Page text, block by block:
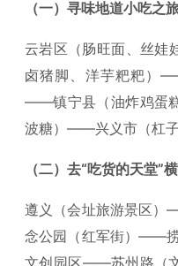
（一）寻味地道小吃之
云岩区（肠旺面、丝
卤猪脚、洋芋粑粑）
——镇宁县（油炸鸡蛋
波糖）——兴义市（杠子
（二）去“吃货的天堂”
遵义（会址旅游景区
念公园（红军街）——
文创园区——苏州路（